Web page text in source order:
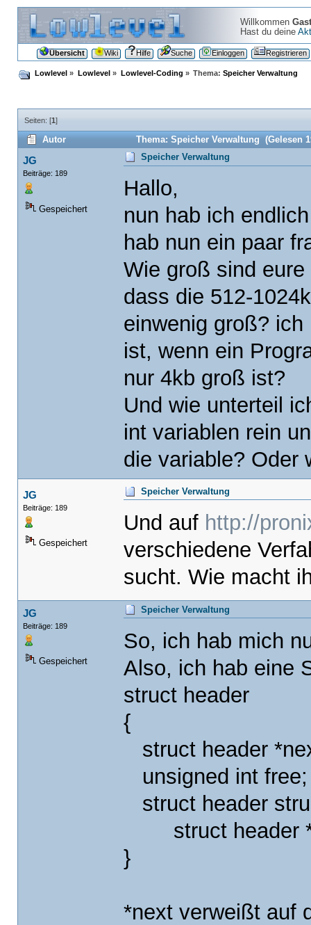
Willkommen Gast
Hast du deine
Übersicht Wiki Hilfe Suche Einloggen Registrieren
Lowlevel » Lowlevel » Lowlevel-Coding » Thema:Speicher Verwaltung
Seiten: [1]
Autor Thema: Speicher Verwaltung (Gelesen
JG
Beiträge: 189
Gespeichert
Speicher Verwaltung
Hallo,
nun hab ich
hab nun ein paar
Wie groß sind
dass die 512-
einwenig groß?
ist, wenn ein
nur 4kb groß ist?
Und wie unterteil
int variablen rein
die variable? Oder
JG
Beiträge: 189
Gespeichert
Speicher Verwaltung
Und auf http://
verschiedene
sucht. Wie macht
JG
Beiträge: 189
Gespeichert
Speicher Verwaltung
So, ich hab mich
Also, ich hab eine
struct header
{
struct header
unsigned int free;
struct header
struct header
}
*next verweißt auf